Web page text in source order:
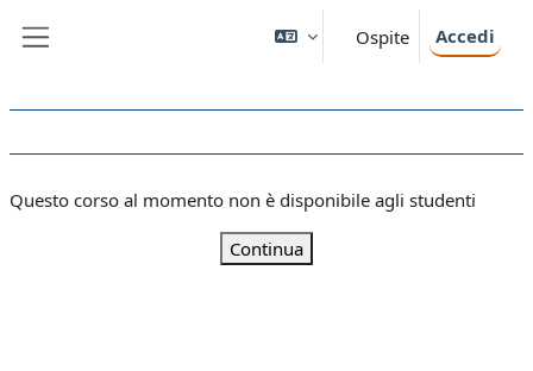
Ospite Accedi
Questo corso al momento non è disponibile agli studenti
Continua